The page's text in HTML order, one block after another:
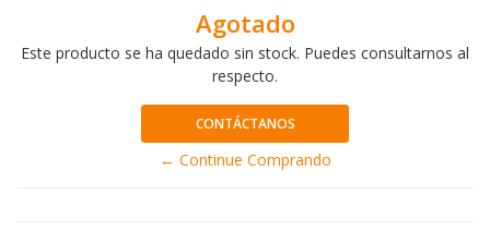
Agotado
Este producto se ha quedado sin stock. Puedes consultarnos al
respecto.
CONTÁCTANOS
← Continue Comprando